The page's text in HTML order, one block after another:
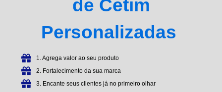
de Cetim
Personalizadas
1. Agrega valor ao seu produto
2. Fortalecimento da sua marca
3. Encante seus clientes já no primeiro olhar